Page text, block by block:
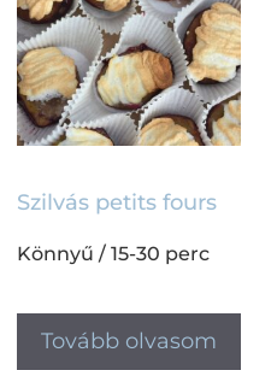
Szilvás petits fours
Könnyű / 15-30 perc
Tovább olvasom